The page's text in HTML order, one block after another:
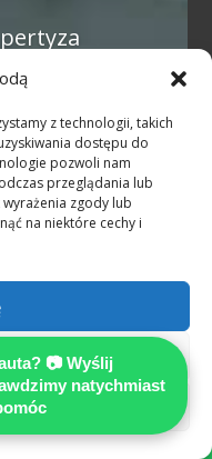
z technologii, takich
dostępu do
pozwoli nam
przeglądania lub
zgody lub
na niektóre cechy i
pełny
Niemcy
w
w
lat
000+
na
📷 Wyślij
natychmiast